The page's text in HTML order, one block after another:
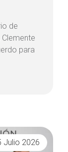
de
para
Julio 2026